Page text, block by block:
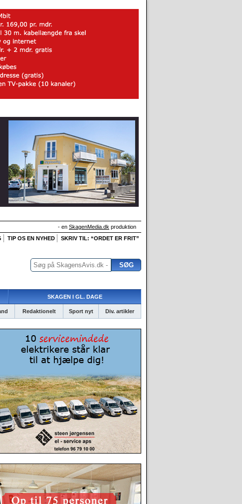
- en SkagenMedia.dk produktion
TIP OS EN NYHED SKRIV TIL: “ORDET ER FRIT”
SKAGEN I GL. DAGE
Redaktionelt Sport nyt Div. artikler